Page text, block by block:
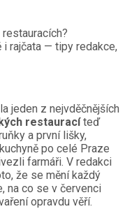
i rajčata — tipy redakce,
jeden z nejvděčnějších
restauracíteď
a první lišky,
po celé Praze
farmáři. V redakci
že se mění každý
na co se v červenci
opravdu věří.